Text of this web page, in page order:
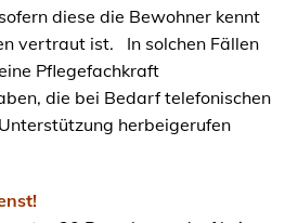
diese die Bewohner kennt
vertraut ist. In solchen Fällen
Pflegefachkraft
die bei Bedarf telefonischen
herbeigerufen